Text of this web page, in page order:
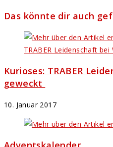
Das könnte dir auch
Kurioses: TRABER
geweckt
10. Januar 2017